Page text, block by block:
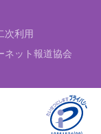
次利用
ネット報道協会